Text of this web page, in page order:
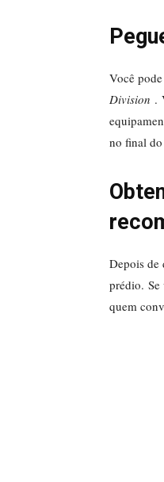
Você
Division .
no final
Depois de
prédio. Se
quem